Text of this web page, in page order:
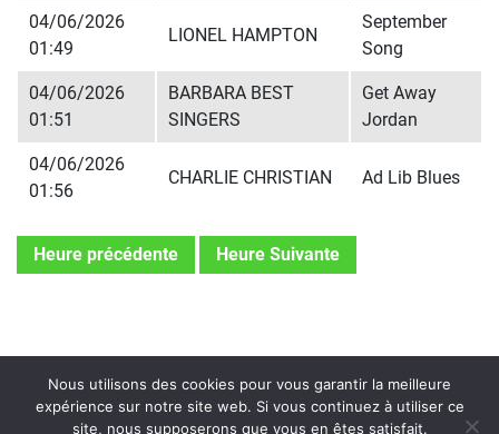
04/06/2026
01:49
LIONEL HAMPTON
September
Song
04/06/2026
01:51
BARBARA BEST
SINGERS
Get Away
Jordan
04/06/2026
01:56
CHARLIE CHRISTIAN Ad Lib Blues
Heure précédente Heure Suivante
Nous utilisons des cookies pour vous garantir la meilleure
expérience sur notre site web. Si vous continuez à utiliser ce
site, nous supposerons que vous en êtes satisfait.